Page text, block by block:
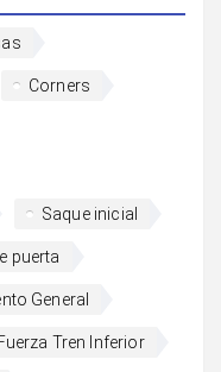
Corners
Saque inicial
puerta
General
Fuerza Tren Inferior